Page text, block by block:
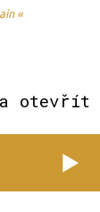
«
otevřít